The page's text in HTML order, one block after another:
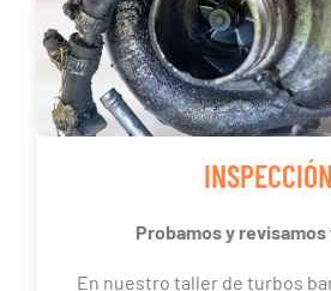
INSPECCIÓN
Probamos y
En nuestro taller de turbos